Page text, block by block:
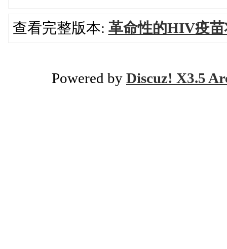
查看完整版本: 革命性的HIV疫
Powered by Discuz! X3.5